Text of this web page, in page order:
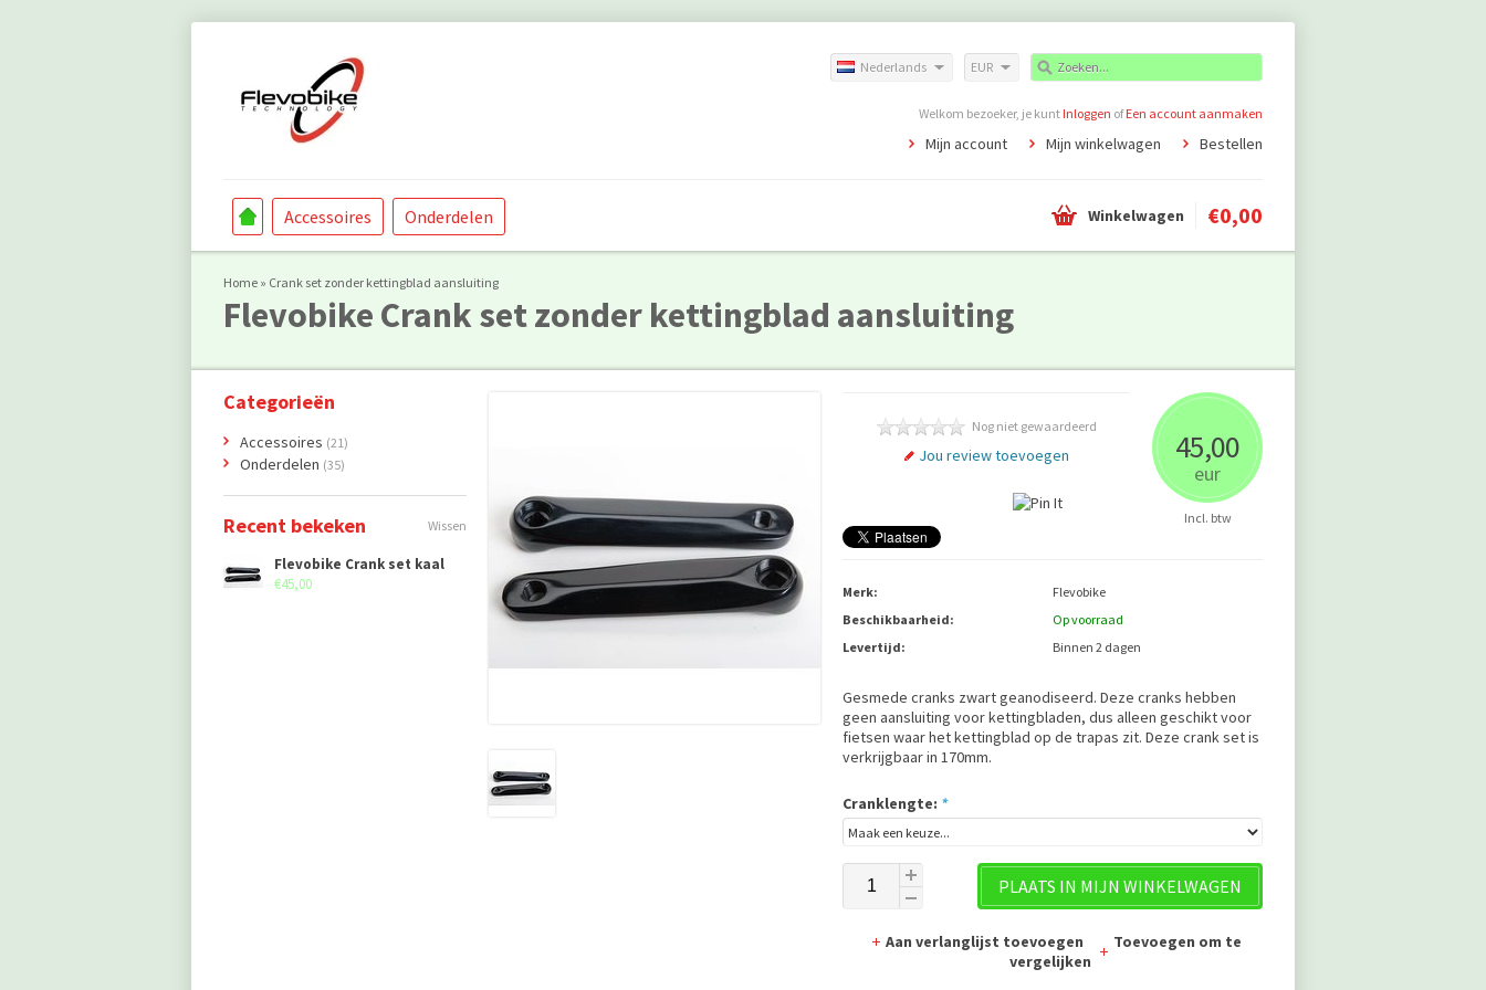
EUR
Nederlands
Welkom bezoeker, je kunt Inloggen ofEen account aanmaken
Mijn account Mijn winkelwagen Bestellen
Accessoires Onderdelen Winkelwagen €0,00
Home » Crank set zonder kettingblad aansluiting
Flevobike Crank set zonder kettingblad aansluiting
45,00
eur
Incl. btw
Nog niet gewaardeerd
Jou review toevoegen
Merk:
Flevobike
Beschikbaarheid:
Op voorraad
Levertijd:
Binnen 2 dagen
Gesmede cranks zwart geanodiseerd. Deze cranks hebben
geen aansluiting voor kettingbladen, dus alleen geschikt voor
fietsen waar het kettingblad op de trapas zit. Deze crank set is
verkrijgbaar in 170mm.
Cranklengte: *
PLAATS IN MIJN WINKELWAGEN
Aan verlanglijst toevoegen
Toevoegen om te
vergelijken
Categorieën
Accessoires (21)
Onderdelen (35)
Recent bekeken Wissen
Flevobike Crank set kaal
€45,00